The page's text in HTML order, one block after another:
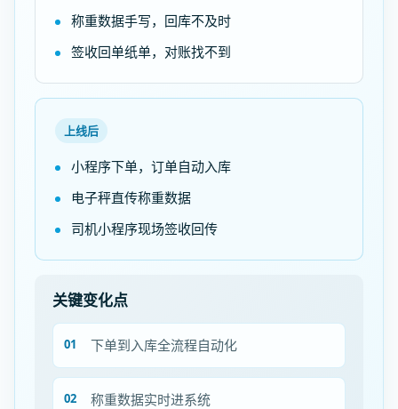
称重数据手写，回库不及时
签收回单纸单，对账找不到
上线后
小程序下单，订单自动入库
电子秤直传称重数据
司机小程序现场签收回传
关键变化点
下单到入库全流程自动化
称重数据实时进系统